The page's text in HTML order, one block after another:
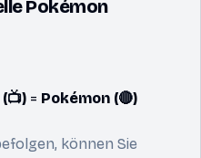
Pokémon
= Pokémon (🔴)
können Sie